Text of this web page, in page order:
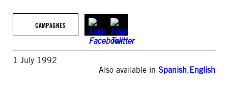
CAMPAGNES
1 July 1992
Also available in Spanish,English